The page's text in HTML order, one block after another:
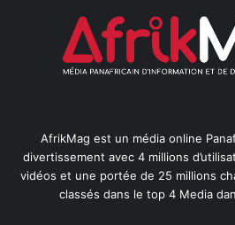
AfrikMag est un média online
divertissement avec 4 millions
vidéos et une portée de 25 millions
classés dans le top 4 Media